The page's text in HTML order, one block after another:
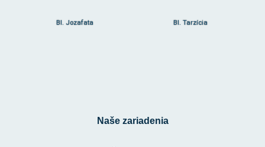
Bl. Jozafata Bl. Tarzícia
Naše zariadenia